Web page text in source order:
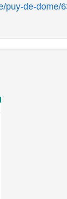
puy-de-dome/